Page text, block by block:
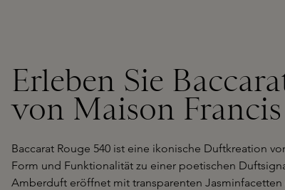
Erleben Sie
von Maison Francis
Baccarat Rouge 540 ist eine ikonische Duftkreation
Form und Funktionalität zu einer poetischen
Amberduft eröffnet mit transparenten Jasminfacetten